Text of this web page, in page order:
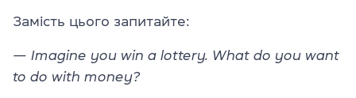
Замість цього запитайте:
— Imagine you win a lottery. What do you want
to do with money?